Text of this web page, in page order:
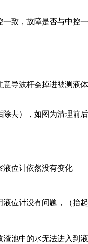
致，故障是否与中控
导波杆会掉进被测液体
去），如图为清理前
液位计依然没有变化
位计没有问题，（抬起
池中的水无法进入到